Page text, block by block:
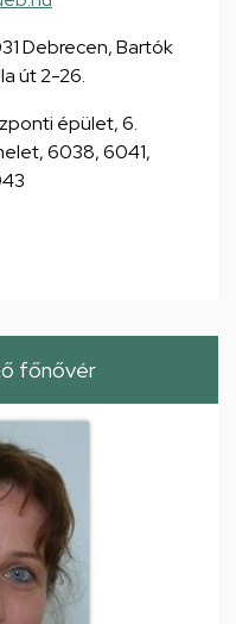
Debrecen, Bartók
út 2-26.
épület, 6.
6038, 6041,
főnővér